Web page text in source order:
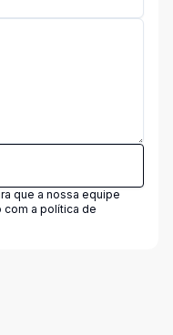
que a nossa equipe
com a política de